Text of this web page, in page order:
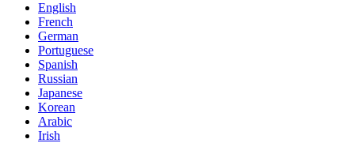
English
French
German
Portuguese
Spanish
Russian
Japanese
Korean
Arabic
Irish